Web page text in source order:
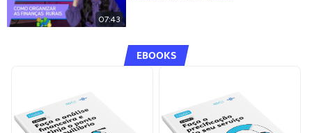
07:43
EBOOKS